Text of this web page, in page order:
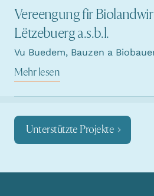
Vereengung fir
Lëtzebuerg a.s.b.l.
Vu Buedem, Bauzen a
Mehr lesen
Unterstützte Projekte